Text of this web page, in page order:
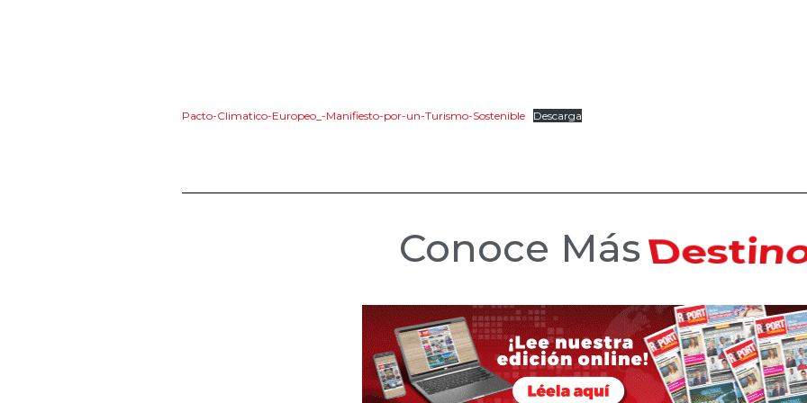
Pacto-Climatico-Europeo_-Manifiesto-por-un-Turismo-Sostenible Descarga
Conoce Más